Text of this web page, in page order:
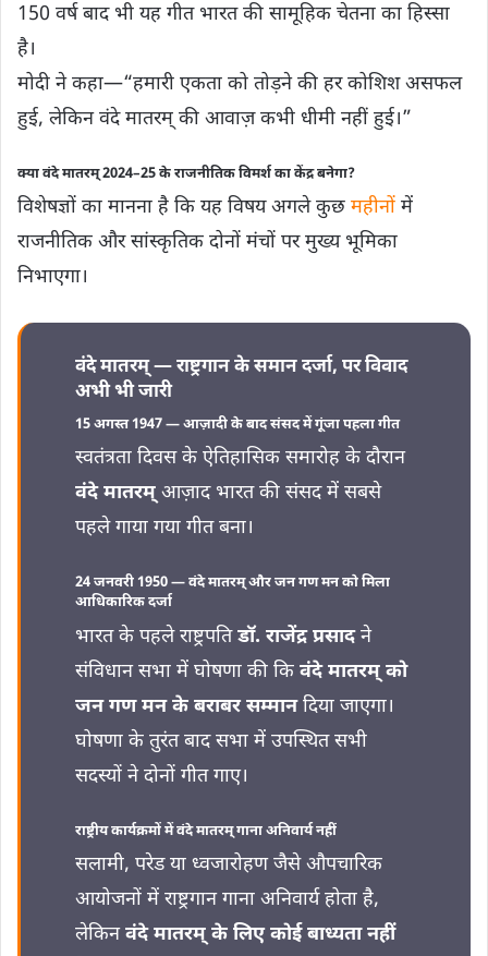
150 वर्ष बाद भी यह गीत भारत की सामूहिक चेतना का हिस्सा
है।
मोदी ने कहा—“हमारी एकता को तोड़ने की हर कोशिश असफल
हुई, लेकिन वंदे मातरम् की आवाज़ कभी धीमी नहीं हुई।”
क्या वंदे मातरम् 2024–25 के राजनीतिक विमर्श का केंद्र बनेगा?
विशेषज्ञों का मानना है कि यह विषय अगले कुछ महीनों में
राजनीतिक और सांस्कृतिक दोनों मंचों पर मुख्य भूमिका
निभाएगा।
वंदे मातरम् — राष्ट्रगान के समान दर्जा, पर विवाद
अभी भी जारी
15 अगस्त 1947 — आज़ादी के बाद संसद में गूंजा पहला गीत
स्वतंत्रता दिवस के ऐतिहासिक समारोह के दौरान
वंदे मातरम्आज़ाद भारत की संसद में सबसे
पहले गाया गया गीत बना।
24 जनवरी 1950 — वंदे मातरम् और जन गण मन को मिला
आधिकारिक दर्जा
भारत के पहले राष्ट्रपतिडॉ. राजेंद्र प्रसादने
संविधान सभा में घोषणा की कि वंदे मातरम् को
जन गण मन के बराबर सम्मानदिया जाएगा।
घोषणा के तुरंत बाद सभा में उपस्थित सभी
सदस्यों ने दोनों गीत गाए।
राष्ट्रीय कार्यक्रमों में वंदे मातरम् गाना अनिवार्य नहीं
सलामी, परेड या ध्वजारोहण जैसे औपचारिक
आयोजनों में राष्ट्रगान गाना अनिवार्य होता है,
लेकिनवंदे मातरम् के लिए कोई बाध्यता नहीं